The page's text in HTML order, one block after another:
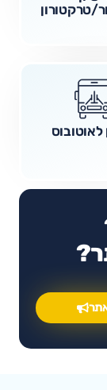
טרקטורון
לאוטובוס